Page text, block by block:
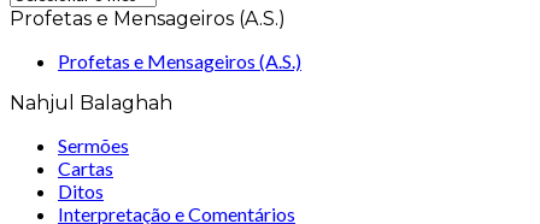
Profetas e Mensageiros (A.S.)
Profetas e Mensageiros (A.S.)
Nahjul Balaghah
Sermões
Cartas
Ditos
Interpretação e Comentários